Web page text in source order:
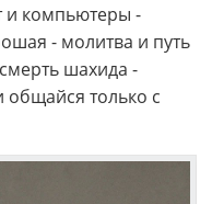
и компьютеры -
- молитва и путь
шахида -
общайся только с